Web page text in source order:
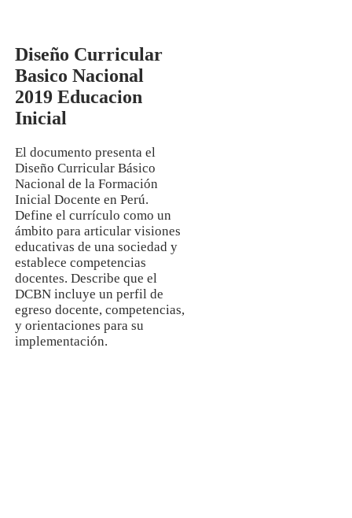
Diseño Curricular
Basico Nacional
2019 Educacion
Inicial
El documento presenta el
Diseño Curricular Básico
Nacional de la Formación
Inicial Docente en Perú.
Define el currículo como un
ámbito para articular visiones
educativas de una sociedad y
establece competencias
docentes. Describe que el
DCBN incluye un perfil de
egreso docente, competencias,
y orientaciones para su
implementación.